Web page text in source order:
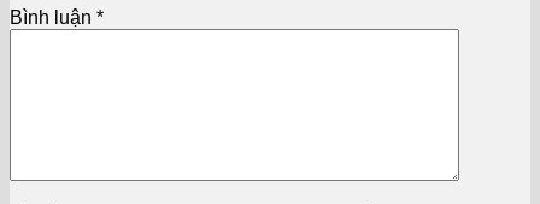
Bình luận *